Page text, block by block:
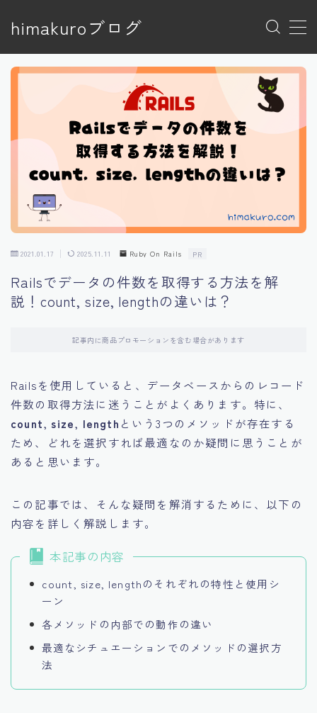
himakuroブログ
MENU
トップページ
プライバシーポリシー
プライバシーポリシー
利用規約／特定商取引法に基づく表記
有料記事の決済完了ページ
特定商取引法に基づく表記
運営者情報
2021.01.17 2025.11.11 Ruby On Rails PR
Railsでデータの件数を取得する方法を解
説！count, size, lengthの違いは？
記事内に商品プロモーションを含む場合があります
Railsを使用していると、データベースからのレコード
件数の取得方法に迷うことがよくあります。特に、
count,size, length という3つのメソッドが存在する
ため、どれを選択すれば最適なのか疑問に思うことが
あると思います。
この記事では、そんな疑問を解消するために、以下の
内容を詳しく解説します。
本記事の内容
count, size, lengthのそれぞれの特性と使用シ
ーン
各メソッドの内部での動作の違い
最適なシチュエーションでのメソッドの選択方
法